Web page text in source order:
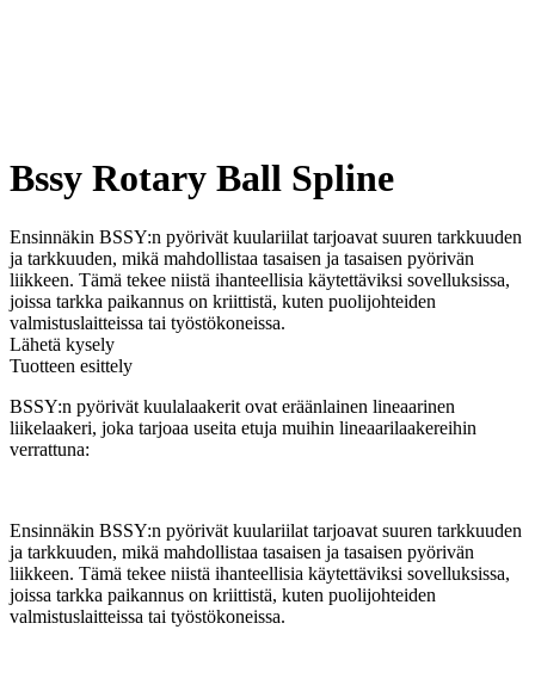
Bssy Rotary Ball Spline
Ensinnäkin BSSY:n pyörivät kuulariilat tarjoavat suuren tarkkuuden
ja tarkkuuden, mikä mahdollistaa tasaisen ja tasaisen pyörivän
liikkeen. Tämä tekee niistä ihanteellisia käytettäviksi sovelluksissa,
joissa tarkka paikannus on kriittistä, kuten puolijohteiden
valmistuslaitteissa tai työstökoneissa.
Lähetä kysely
Tuotteen esittely
BSSY:n pyörivät kuulalaakerit ovat eräänlainen lineaarinen
liikelaakeri, joka tarjoaa useita etuja muihin lineaarilaakereihin
verrattuna:
Ensinnäkin BSSY:n pyörivät kuulariilat tarjoavat suuren tarkkuuden
ja tarkkuuden, mikä mahdollistaa tasaisen ja tasaisen pyörivän
liikkeen. Tämä tekee niistä ihanteellisia käytettäviksi sovelluksissa,
joissa tarkka paikannus on kriittistä, kuten puolijohteiden
valmistuslaitteissa tai työstökoneissa.